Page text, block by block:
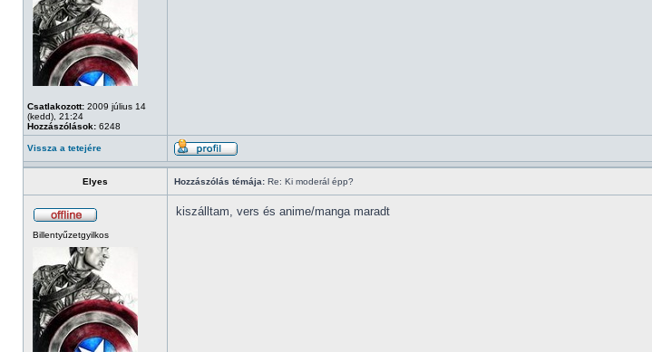
Csatlakozott: 2009 július 14
(kedd), 21:24
Hozzászólások: 6248
Vissza a tetejére
Elyes Hozzászólás témája: Re: Ki moderál épp?
Billentyűzetgyilkos
kiszálltam, vers és anime/manga maradt